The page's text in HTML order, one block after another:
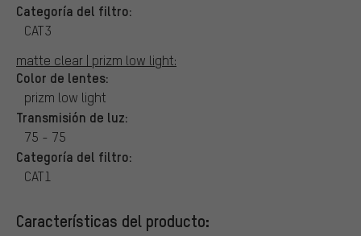
Categoría del filtro:
CAT3
matte clear | prizm low light:
Color de lentes:
prizm low light
Transmisión de luz:
75 - 75
Categoría del filtro:
CAT1
Características del producto: